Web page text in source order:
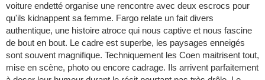
voiture endetté organise une rencontre avec deux escrocs pour
qu'ils kidnappent sa femme. Fargo relate un fait divers
authentique, une histoire atroce qui nous captive et nous fascine
de bout en bout. Le cadre est superbe, les paysages enneigés
sont souvent magnifique. Techniquement les Coen maitrisent tout,
mise en scène, photo ou encore cadrage. Ils arrivent parfaitement